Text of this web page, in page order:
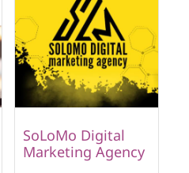
SoLoMo Digital
Marketing Agency